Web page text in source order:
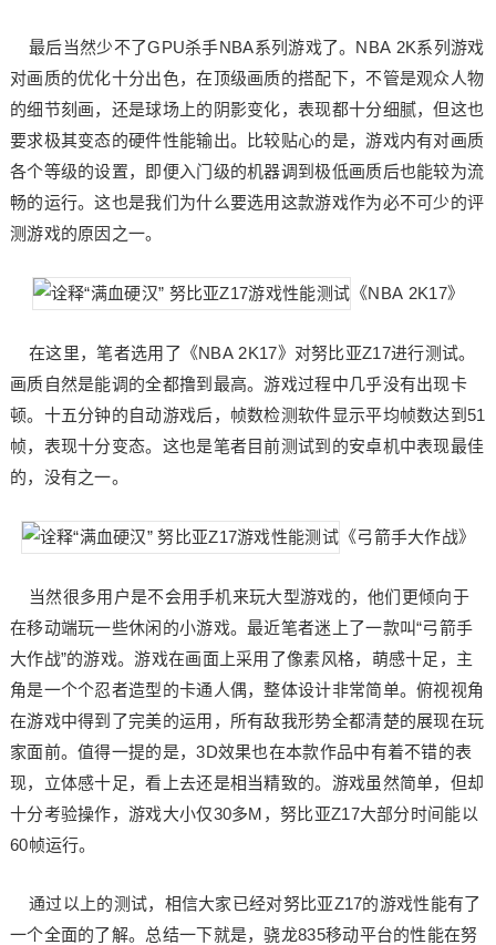
最后当然少不了GPU杀手NBA系列游戏了。NBA 2K系列游戏
对画质的优化十分出色，在顶级画质的搭配下，不管是观众人物
的细节刻画，还是球场上的阴影变化，表现都十分细腻，但这也
要求极其变态的硬件性能输出。比较贴心的是，游戏内有对画质
各个等级的设置，即便入门级的机器调到极低画质后也能较为流
畅的运行。这也是我们为什么要选用这款游戏作为必不可少的评
测游戏的原因之一。
《NBA 2K17》
在这里，笔者选用了《NBA 2K17》对努比亚Z17进行测试。
画质自然是能调的全都撸到最高。游戏过程中几乎没有出现卡
顿。十五分钟的自动游戏后，帧数检测软件显示平均帧数达到51
帧，表现十分变态。这也是笔者目前测试到的安卓机中表现最佳
的，没有之一。
《弓箭手大作战》
当然很多用户是不会用手机来玩大型游戏的，他们更倾向于
在移动端玩一些休闲的小游戏。最近笔者迷上了一款叫“弓箭手
大作战”的游戏。游戏在画面上采用了像素风格，萌感十足，主
角是一个个忍者造型的卡通人偶，整体设计非常简单。俯视视角
在游戏中得到了完美的运用，所有敌我形势全都清楚的展现在玩
家面前。值得一提的是，3D效果也在本款作品中有着不错的表
现，立体感十足，看上去还是相当精致的。游戏虽然简单，但却
十分考验操作，游戏大小仅30多M，努比亚Z17大部分时间能以
60帧运行。
通过以上的测试，相信大家已经对努比亚Z17的游戏性能有了
一个全面的了解。总结一下就是，骁龙835移动平台的性能在努